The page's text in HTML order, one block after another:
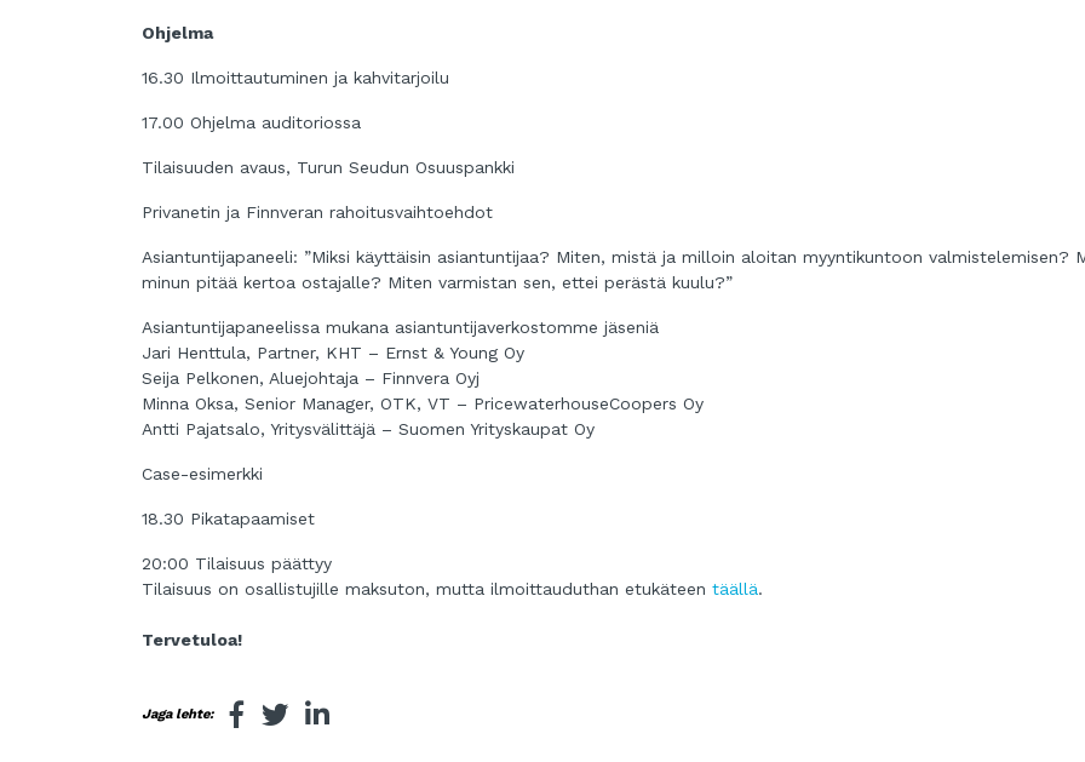
Ohjelma
16.30 Ilmoittautuminen ja kahvitarjoilu
17.00 Ohjelma auditoriossa
Tilaisuuden avaus, Turun Seudun Osuuspankki
Privanetin ja Finnveran rahoitusvaihtoehdot
Asiantuntijapaneeli: ”Miksi käyttäisin asiantuntijaa? Miten, mistä ja milloin aloitan myyntikuntoon valmistelemisen?
minun pitää kertoa ostajalle? Miten varmistan sen, ettei perästä kuulu?”
Asiantuntijapaneelissa mukana asiantuntijaverkostomme jäseniä
Jari Henttula, Partner, KHT – Ernst & Young Oy
Seija Pelkonen, Aluejohtaja – Finnvera Oyj
Minna Oksa, Senior Manager, OTK, VT – PricewaterhouseCoopers Oy
Antti Pajatsalo, Yritysvälittäjä – Suomen Yrityskaupat Oy
Case-esimerkki
18.30 Pikatapaamiset
20:00 Tilaisuus päättyy
Tilaisuus on osallistujille maksuton, mutta ilmoittauduthan etukäteen täällä.
Tervetuloa!
Jaga lehte: